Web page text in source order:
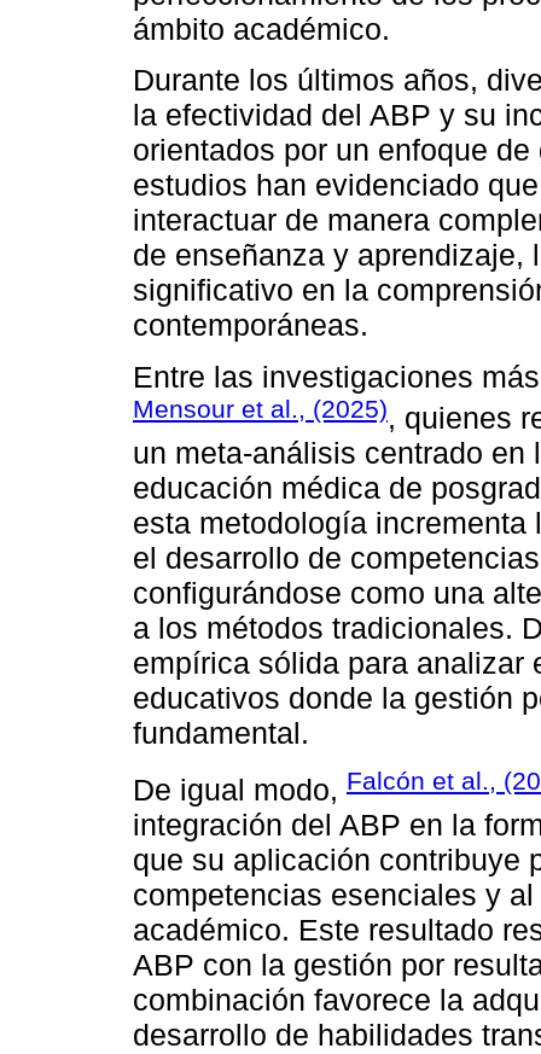
ámbito académico.
Durante los últimos años,
la efectividad del ABP y su
orientados por un enfoque
estudios han evidenciado
interactuar de manera
de enseñanza y aprendizaje,
significativo en la
contemporáneas.
Entre las investigaciones
Mensour et al., (2025), quienes
un meta-análisis centrado
educación médica de
esta metodología
el desarrollo de
configurándose como una
a los métodos tradicionales.
empírica sólida para analizar
educativos donde la gestión
fundamental.
De igual modo, Falcón et al.,
integración del ABP en la
que su aplicación contribuye
competencias esenciales y
académico. Este resultado
ABP con la gestión por
combinación favorece la
desarrollo de habilidades